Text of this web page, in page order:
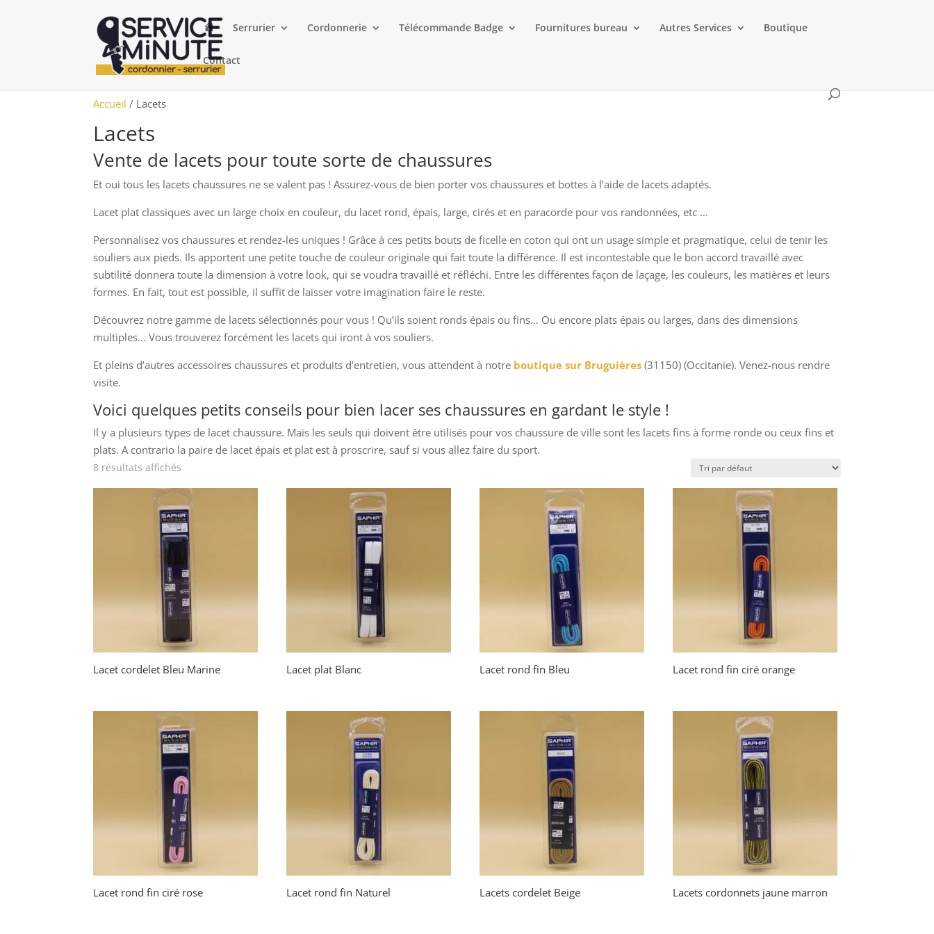
A
c
c
u
e
i
Serrurier Cordonnerie Télécommande Badge Fournitures bureau Autres Services Boutique
Contact
Accueil / Lacets
Lacets
Vente de lacets pour toute sorte de chaussures
Et oui tous les lacets chaussures ne se valent pas ! Assurez-vous de bien porter vos chaussures et bottes à l’aide de lacets adaptés.
Lacet plat classiques avec un large choix en couleur, du lacet rond, épais, large, cirés et en paracorde pour vos randonnées, etc …
Personnalisez vos chaussures et rendez-les uniques ! Grâce à ces petits bouts de ficelle en coton qui ont un usage simple et pragmatique, celui de tenir les
souliers aux pieds. Ils apportent une petite touche de couleur originale qui fait toute la différence. Il est incontestable que le bon accord travaillé avec
subtilité donnera toute la dimension à votre look, qui se voudra travaillé et réfléchi. Entre les différentes façon de laçage, les couleurs, les matières et leurs
formes. En fait, tout est possible, il suffit de laisser votre imagination faire le reste.
Découvrez notre gamme de lacets sélectionnés pour vous ! Qu’ils soient ronds épais ou fins… Ou encore plats épais ou larges, dans des dimensions
multiples… Vous trouverez forcément les lacets qui iront à vos souliers.
Et pleins d’autres accessoires chaussures et produits d’entretien, vous attendent à notre boutique sur Bruguières (31150) (Occitanie). Venez-nous rendre
visite.
Voici quelques petits conseils pour bien lacer ses chaussures en gardant le style !
Il y a plusieurs types de lacet chaussure. Mais les seuls qui doivent être utilisés pour vos chaussure de ville sont les lacets fins à forme ronde ou ceux fins et
plats. A contrario la paire de lacet épais et plat est à proscrire, sauf si vous allez faire du sport.
8 résultats affichés
Lacet cordelet Bleu Marine Lacet plat Blanc Lacet rond fin Bleu Lacet rond fin ciré orange
Lacet rond fin ciré rose Lacet rond fin Naturel Lacets cordelet Beige Lacets cordonnets jaune marron